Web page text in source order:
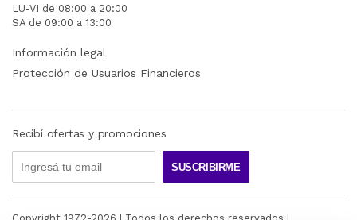
LU-VI de 08:00 a 20:00
SA de 09:00 a 13:00
Información legal
Protección de Usuarios Financieros
Recibí ofertas y promociones
SUSCRIBIRME